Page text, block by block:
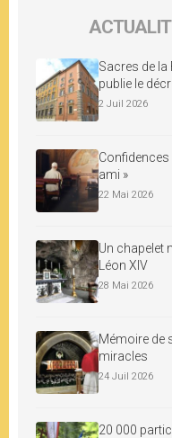
Sacres de la
publie le
2 Juil 2026
Confidences
ami »
22 Mai 2026
Un chapelet
Léon XIV
28 Mai 2026
Mémoire de
miracles
24 Juil 2026
20 000